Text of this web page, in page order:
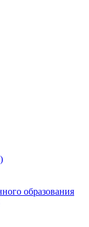
образования